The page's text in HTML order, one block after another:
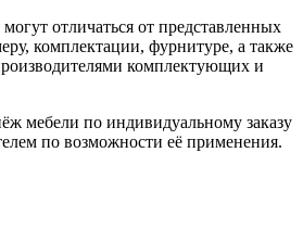
отличаться от представленных
комплектации, фурнитуре, а также
комплектующих и
мебели по индивидуальному заказу
по возможности её применения.